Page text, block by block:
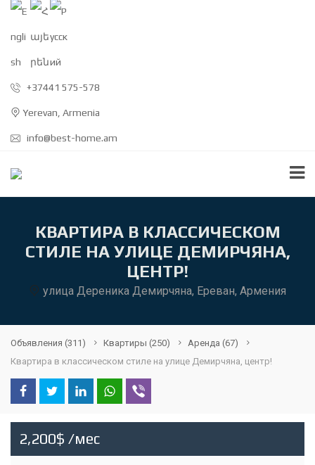
+37441 575-578
Yerevan, Armenia
info@best-home.am
КВАРТИРА В КЛАССИЧЕСКОМ
СТИЛЕ НА УЛИЦЕ ДЕМИРЧЯНА,
ЦЕНТР!
улица Дереника Демирчяна, Ереван, Армения
Объявления (311) Квартиры (250) Аренда (67)
Квартира в классическом стиле на улице Демирчяна, центр!
2,200$ /мес